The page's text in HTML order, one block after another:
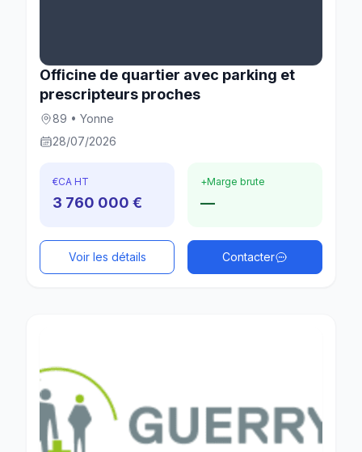
Officine de quartier avec parking et
prescripteurs proches
89 • Yonne
28/07/2026
€CA HT
3 760 000 €
+Marge brute
—
Voir les détails Contacter